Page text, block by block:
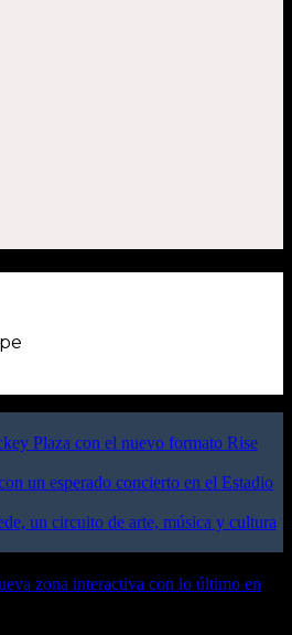
Plaza con el nuevo formato Rise
un esperado concierto en el Estadio
un circuito de arte, música y cultura